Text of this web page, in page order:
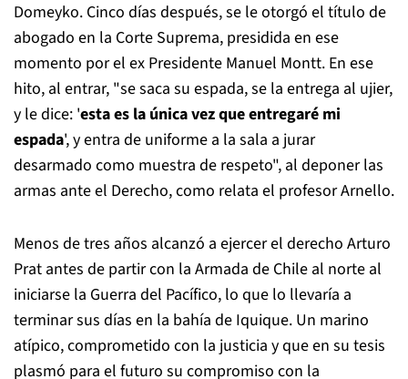
Domeyko. Cinco días después, se le otorgó el título de
abogado en la Corte Suprema, presidida en ese
momento por el ex Presidente Manuel Montt. En ese
hito, al entrar, "se saca su espada, se la entrega al ujier,
y le dice: 'esta es la única vez que entregaré mi
espada', y entra de uniforme a la sala a jurar
desarmado como muestra de respeto", al deponer las
armas ante el Derecho, como relata el profesor Arnello.
Menos de tres años alcanzó a ejercer el derecho Arturo
Prat antes de partir con la Armada de Chile al norte al
iniciarse la Guerra del Pacífico, lo que lo llevaría a
terminar sus días en la bahía de Iquique. Un marino
atípico, comprometido con la justicia y que en su tesis
plasmó para el futuro su compromiso con la